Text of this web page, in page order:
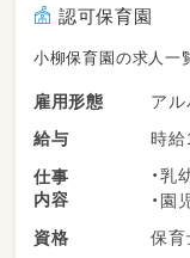
認可保育園
小柳保育園の求人一
雇用形態
アル
給与
時
仕事
内容
・乳
・園
・
資格
保育